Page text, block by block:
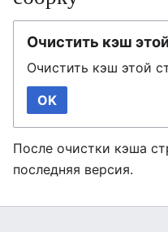
Очистить кэш
Очистить кэш этой
OK
После очистки кэша
последняя версия.